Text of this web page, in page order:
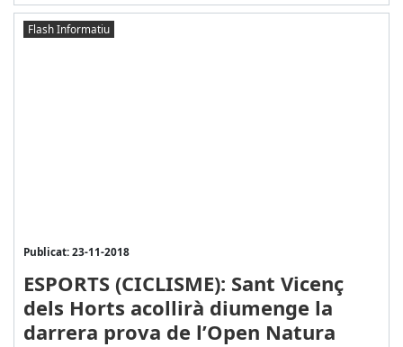
Flash Informatiu
Publicat: 23-11-2018
ESPORTS (CICLISME): Sant Vicenç
dels Horts acollirà diumenge la
darrera prova de l’Open Natura